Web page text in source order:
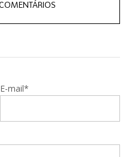
E-mail*